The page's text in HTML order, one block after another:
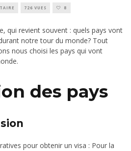
726 VUES 8
qui revient souvent : quels pays vont
notre tour du monde? Tout
nous choisi les pays qui vont
des pays
pour obtenir un visa : Pour la